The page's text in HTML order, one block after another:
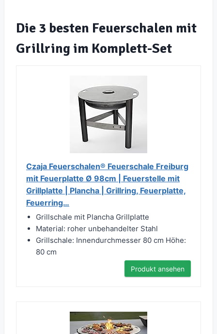
Die 3 besten Feuerschalen mit
Grillring im Komplett-Set
Czaja Feuerschalen® Feuerschale Freiburg
mit Feuerplatte Ø 98cm | Feuerstelle mit
Grillplatte | Plancha | Grillring, Feuerplatte,
Feuerring…
Grillschale mit Plancha Grillplatte
Material: roher unbehandelter Stahl
Grillschale: Innendurchmesser 80 cm Höhe:
80 cm
Produkt ansehen